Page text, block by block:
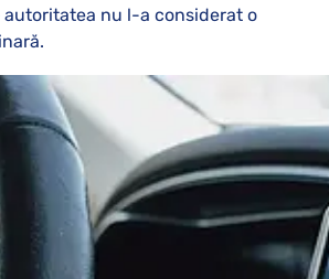
autoritatea nu l-a considerat o